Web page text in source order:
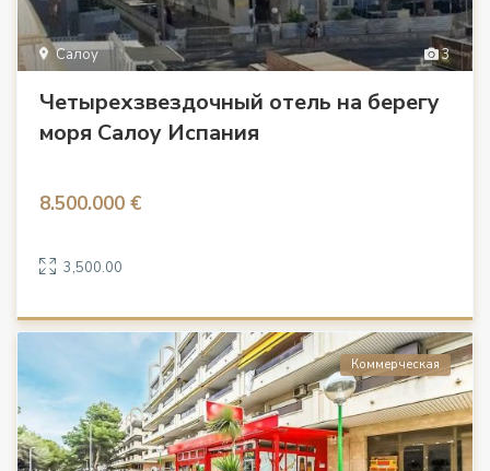
3
Салоу
Четырехзвездочный отель на берегу
моря Салоу Испания
8.500.000 €
3,500.00
Коммерческая